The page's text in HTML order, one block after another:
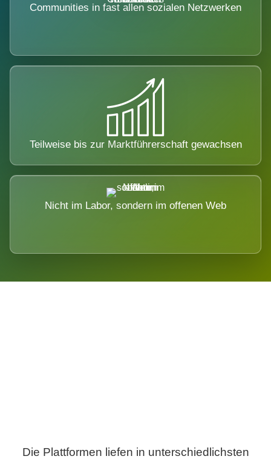
Communities in fast allen sozialen Netzwerken
Teilweise bis zur Marktführerschaft gewachsen
Nicht im Labor, sondern im offenen Web
Die Plattformen liefen in unterschiedlichsten